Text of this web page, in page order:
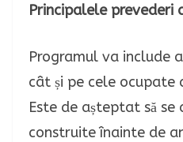
Principalele prevederi
Programul va include
cât și pe cele ocupate
Este de așteptat să
construite înainte de